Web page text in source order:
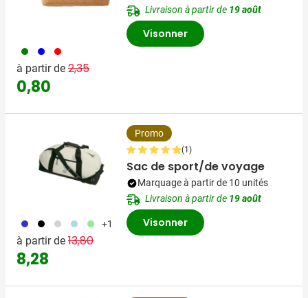
004 005 008
à partir de Prix normal
2,35
0,80
Livraison à partir de 19 août
Visonner
023 001 027 018 029 +1
à partir de Prix normal
13,80 Prix spécial
8,28
Promo
(1)
Sac de sport/de voyage
Marquage à partir de 10 unités
Livraison à partir de 19 août
Visonner